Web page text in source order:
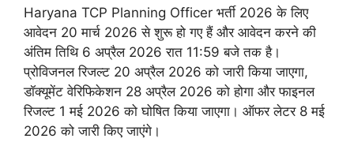
Haryana TCP Planning Officer भर्ती 2026 के लिए
आवेदन 20 मार्च 2026 से शुरू हो गए हैं और आवेदन करने की
अंतिम तिथि 6 अप्रैल 2026 रात 11:59 बजे तक है।
प्रोविजनल रिजल्ट 20 अप्रैल 2026 को जारी किया जाएगा,
डॉक्यूमेंट वेरिफिकेशन 28 अप्रैल 2026 को होगा और फाइनल
रिजल्ट 1 मई 2026 को घोषित किया जाएगा। ऑफर लेटर 8 मई
2026 को जारी किए जाएंगे।